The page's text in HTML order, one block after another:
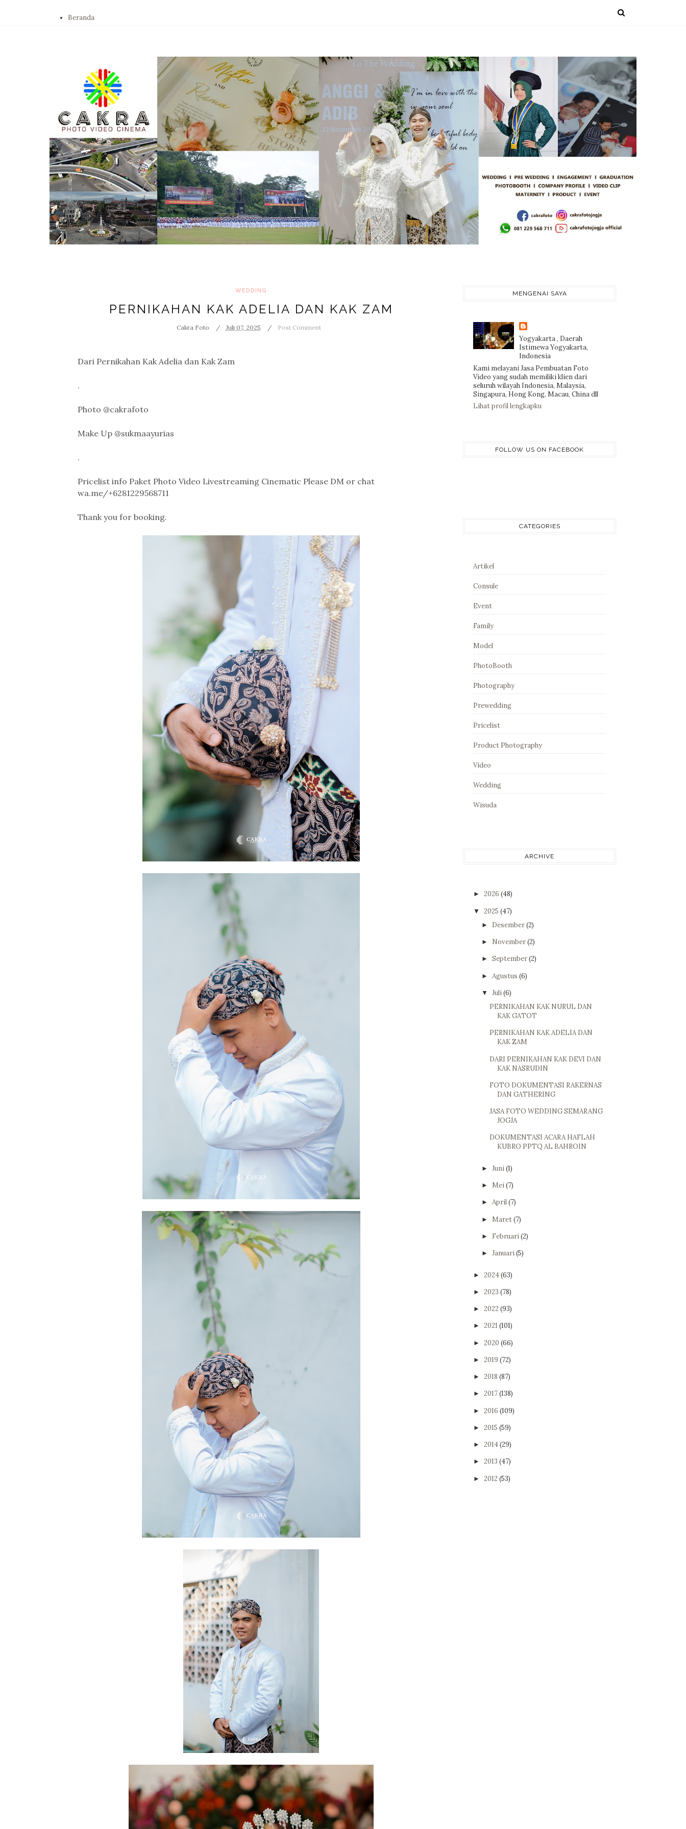
Beranda
WEDDING
PERNIKAHAN KAK ADELIA DAN KAK ZAM
Cakra Foto Juli 07, 2025 Post Comment
Dari Pernikahan Kak Adelia dan Kak Zam
.
Photo @cakrafoto
Make Up @sukmaayurias
.
Pricelist info Paket Photo Video Livestreaming Cinematic Please DM or chat
wa.me/+6281229568711
Thank you for booking.
MENGENAI SAYA
Yogyakarta , Daerah
Istimewa Yogyakarta,
Indonesia
Kami melayani Jasa Pembuatan Foto
Video yang sudah memiliki klien dari
seluruh wilayah Indonesia, Malaysia,
Singapura, Hong Kong, Macau, China dll
Lihat profil lengkapku
FOLLOW US ON FACEBOOK
CATEGORIES
Artikel
Consule
Event
Family
Model
PhotoBooth
Photography
Prewedding
Pricelist
Product Photography
Video
Wedding
Wisuda
ARCHIVE
► 2026 (48)
▼ 2025 (47)
► Desember(2)
► November(2)
► September(2)
► Agustus (6)
▼ Juli(6)
PERNIKAHAN KAK NURUL DAN
KAK GATOT
PERNIKAHAN KAK ADELIA DAN
KAK ZAM
DARI PERNIKAHAN KAK DEVI DAN
KAK NASRUDIN
FOTO DOKUMENTASI RAKERNAS
DAN GATHERING
JASA FOTO WEDDING SEMARANG
JOGJA
DOKUMENTASI ACARA HAFLAH
KUBRO PPTQ AL BAHROIN
► Juni(1)
► Mei(7)
► April(7)
► Maret(7)
► Februari(2)
► Januari(5)
► 2024(63)
► 2023 (78)
► 2022 (93)
► 2021 (101)
► 2020 (66)
► 2019 (72)
► 2018 (87)
► 2017(138)
► 2016 (109)
► 2015 (59)
► 2014(29)
► 2013 (47)
► 2012 (53)